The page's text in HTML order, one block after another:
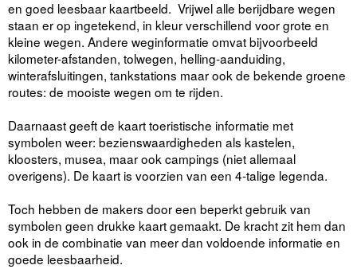
en goed leesbaar kaartbeeld. Vrijwel alle berijdbare wegen
staan er op ingetekend, in kleur verschillend voor grote en
kleine wegen. Andere weginformatie omvat bijvoorbeeld
kilometer-afstanden, tolwegen, helling-aanduiding,
winterafsluitingen, tankstations maar ook de bekende groene
routes: de mooiste wegen om te rijden.
Daarnaast geeft de kaart toeristische informatie met
symbolen weer: bezienswaardigheden als kastelen,
kloosters, musea, maar ook campings (niet allemaal
overigens). De kaart is voorzien van een 4-talige legenda.
Toch hebben de makers door een beperkt gebruik van
symbolen geen drukke kaart gemaakt. De kracht zit hem dan
ook in de combinatie van meer dan voldoende informatie en
goede leesbaarheid.